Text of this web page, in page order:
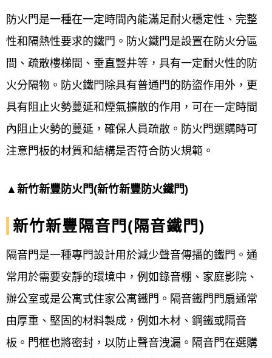
防火 門 是一種在一定時間內能滿足耐火穩定性、完整
性和隔熱性要求的鐵門。防火鐵門是設置在防火分區
間、疏散樓梯間、垂直豎井等，具有一定耐火性的防
火分隔物。防火鐵門除具有普通門的防盜作用外，更
具有阻止火勢蔓延和煙氣擴散的作用，可在一定時間
內阻止火勢的蔓延，確保人員疏散。防火門選購時可
注意門板的材質和結構是否符合防火規範。
▲ 新竹新豐防火門(新竹新豐防火鐵門)
新竹新豐 隔音門( 隔音鐵門)
隔音門是一種專門設計用於減少聲音傳播的鐵門。通
常用於需要安靜的環境中，例如錄音棚、家庭影院、
辦公室或是公寓式住家公寓鐵門。隔音鐵門門扇通常
由厚重、堅固的材料製成，例如木材、鋼鐵或隔音
板。門框也將密封，以防止聲音洩漏。隔音門在選購